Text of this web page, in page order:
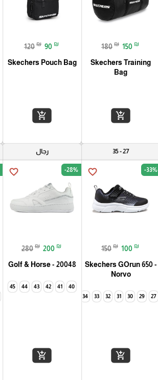
180 ₪ 150 ₪
Skechers Training
Bag
add_shopping_cart
120 ₪ 90 ₪
Skechers Pouch Bag
add_shopping_cart
27 - 35
favorite_border -33%
150 ₪ 100 ₪
Skechers GOrun 650 -
Norvo
27
29
30
31
32
33
34
add_shopping_cart
رجال
favorite_border -28%
280 ₪ 200 ₪
Golf & Horse - 20048
40
41
42
43
44
45
add_shopping_cart